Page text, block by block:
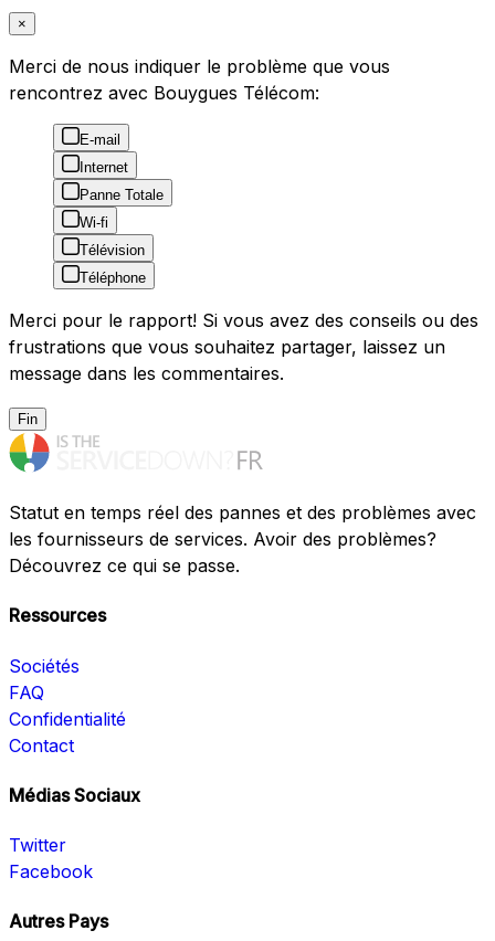
×
Merci de nous indiquer le problème que vous
rencontrez avec Bouygues Télécom:
E-mail
Internet
Panne Totale
Wi-fi
Télévision
Téléphone
Merci pour le rapport! Si vous avez des conseils ou des
frustrations que vous souhaitez partager, laissez un
message dans les commentaires.
Fin
Statut en temps réel des pannes et des problèmes avec
les fournisseurs de services. Avoir des problèmes?
Découvrez ce qui se passe.
Ressources
Sociétés
FAQ
Confidentialité
Contact
Médias Sociaux
Twitter
Facebook
Autres Pays